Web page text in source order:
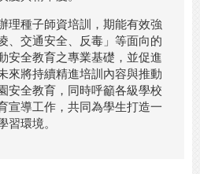
理種子師資培訓，期能有效強
、交通安全、反毒」等面向的
安全教育之專業基礎，並促進
來將持續精進培訓內容與推動
安全教育，同時呼籲各級學校
宣導工作，共同為學生打造一
習環境。